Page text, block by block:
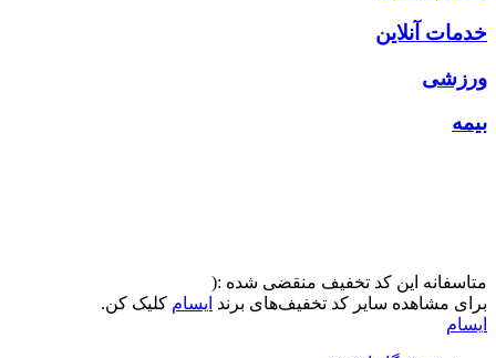
خدمات آنلاین
ورزشی
بیمه
متاسفانه این کد تخفیف منقضی شده :(
برای مشاهده سایر کد تخفیف‌های برند ایسام کلیک کن.
ایسام